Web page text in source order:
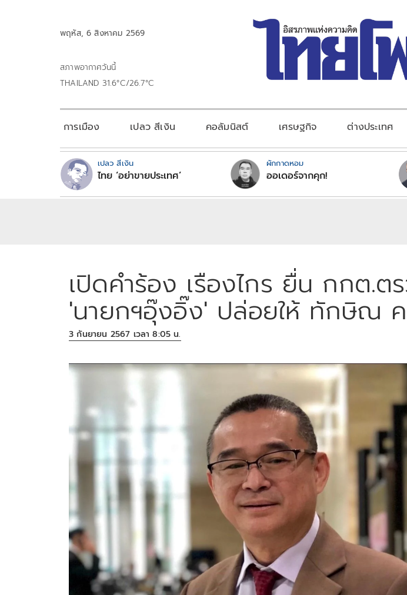
พฤหัส, 6 สิงหาคม 2569
สภาพอากาศวันนี้
THAILAND 31.6°C/26.7°C
การเมือง เปลว สีเงิน คอลัมนิสต์ เศรษฐกิจ ต่างประเทศ
เปลว สีเงิน
ไทย ‘อย่าขายประเทศ’
ผักกาดหอม
ออเดอร์จากคุก!
เปิดคำร้อง เรืองไกร ยื่น กกต.ต
'นายกฯอุ๊งอิ๊ง' ปล่อยให้ ทักษิณ
3 กันยายน 2567 เวลา 8:05 น.